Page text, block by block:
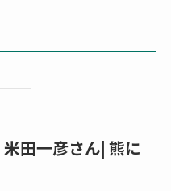
田一彦さん| 熊に